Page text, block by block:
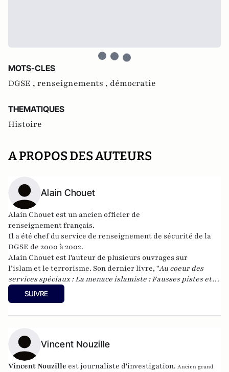
MOTS-CLES
DGSE , renseignements , démocratie
THEMATIQUES
Histoire
A PROPOS DES AUTEURS
Alain Chouet
Alain Chouet estun ancien officier de
renseignementfrançais.
Il a été chef du service de renseignement de sécurité de la
DGSE de 2000 à 2002.
Alain Chouet est l'auteur de plusieurs ouvrages sur
l’islam et le terrorisme. Son dernier livre, "Au coeur des
services spéciaux : La menace islamiste : Fausses pistes et
vrais dangers
", est paru chez La Decouverte en 2011.
SUIVRE
Vincent Nouzille
Vincent Nouzille est journaliste d'investigation. Ancien grand